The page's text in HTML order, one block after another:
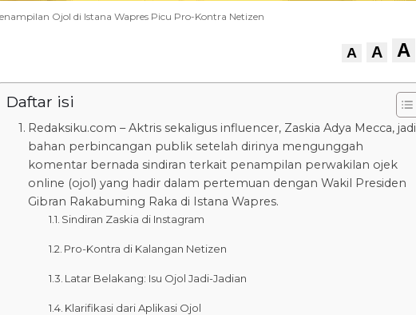
Ojol di Istana Wapres Picu Pro-Kontra Netizen
A A A
Daftar isi
Redaksiku.com – Aktris sekaligus influencer, Zaskia Adya Mecca, jadi
bahan perbincangan publik setelah dirinya mengunggah
komentar bernada sindiran terkait penampilan perwakilan ojek
online (ojol) yang hadir dalam pertemuan dengan Wakil Presiden
Gibran Rakabuming Raka di Istana Wapres.
Sindiran Zaskia di Instagram
Pro-Kontra di Kalangan Netizen
Latar Belakang: Isu Ojol Jadi-Jadian
Klarifikasi dari Aplikasi Ojol